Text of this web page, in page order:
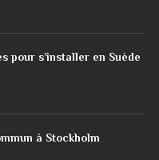
pour s’installer en Suède
à Stockholm